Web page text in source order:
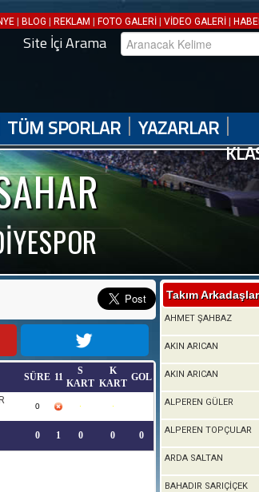
| BLOG | REKLAM | FOTO GALERİ | VİDEO GALERİ |
Site İçi Arama
TÜM SPORLAR | YAZARLAR |
SÜRE 11
S
KART
K
KART
GOL
0
0 1 0 0 0
Takım
AHMET ŞAHBAZ
AKIN ARICAN
AKIN ARICAN
ALPEREN GÜLER
ALPEREN TOPÇULAR
ARDA SALTAN
BAHADIR SARIÇİÇEK